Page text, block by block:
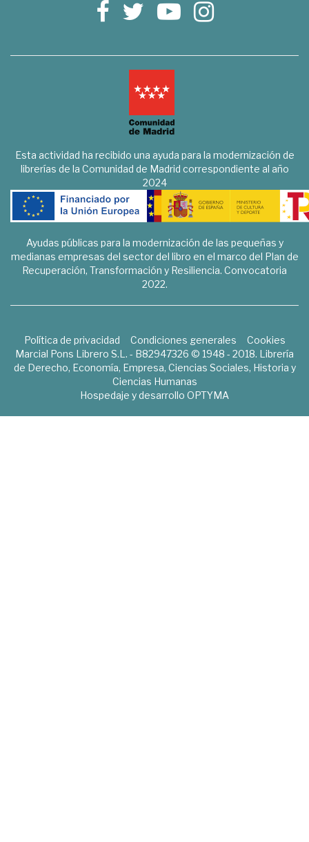
Esta actividad ha recibido una ayuda para la modernización de
librerías de la Comunidad de Madrid correspondiente al año
2024
Ayudas públicas para la modernización de las pequeñas y
medianas empresas del sector del libro en el marco del Plan de
Recuperación, Transformación y Resiliencia. Convocatoria
2022.
Política de privacidad Condiciones generales
Cookies
Marcial Pons Librero S.L. - B82947326 © 1948 - 2018. Librería
de Derecho, Economía, Empresa, Ciencias Sociales, Historia y
Ciencias Humanas
Hospedaje y desarrollo OPTYMA